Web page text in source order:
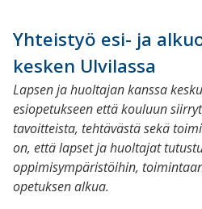
Yhteistyö esi- ja
kesken Ulvilassa
Lapsen ja huoltajan kanssa
esiopetukseen että kouluun
tavoitteista, tehtävästä sekä
on, että lapset ja huoltajat
oppimisympäristöihin,
opetuksen alkua.